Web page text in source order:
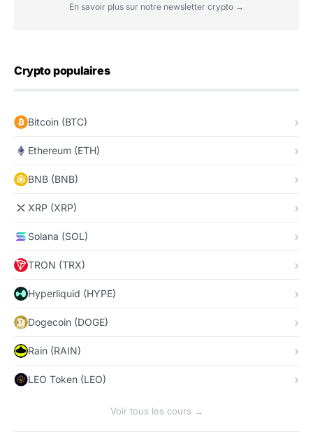
En savoir plus sur notre newsletter crypto →
Crypto populaires
Bitcoin (BTC)
Ethereum (ETH)
BNB (BNB)
XRP (XRP)
Solana (SOL)
TRON (TRX)
Hyperliquid (HYPE)
Dogecoin (DOGE)
Rain (RAIN)
LEO Token (LEO)
Voir tous les cours →